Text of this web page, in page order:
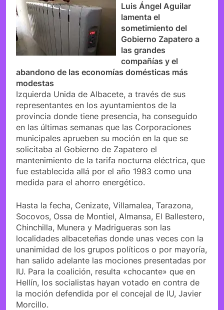
Luis Ángel Aguilar
lamenta el
sometimiento del
Gobierno Zapatero a
las grandes
compañías y el
abandono de las economías domésticas más
modestas
Izquierda Unida de Albacete, a través de sus
representantes en los ayuntamientos de la
provincia donde tiene presencia, ha conseguido
en las últimas semanas que las Corporaciones
municipales aprueben su moción en la que se
solicitaba al Gobierno de Zapatero el
mantenimiento de la tarifa nocturna eléctrica, que
fue establecida allá por el año 1983 como una
medida para el ahorro energético.
Hasta la fecha, Cenizate, Villamalea, Tarazona,
Socovos, Ossa de Montiel, Almansa, El Ballestero,
Chinchilla, Munera y Madrigueras son las
localidades albaceteñas donde unas veces con la
unanimidad de los grupos políticos o por mayoría,
han salido adelante las mociones presentadas por
IU. Para la coalición, resulta «chocante» que en
Hellín, los socialistas hayan votado en contra de
la moción defendida por el concejal de IU, Javier
Morcillo.